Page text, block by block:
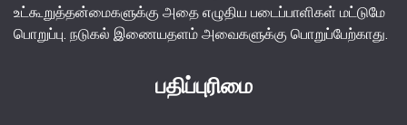
உட்கூறுத்தன்மைகளுக்கு அதை எழுதிய படைப்பாளிகள் மட்டுமே
பொறுப்பு. நடுகல் இணையதளம் அவைகளுக்கு பொறுப்பேற்காது.
பதிப்புரிமை